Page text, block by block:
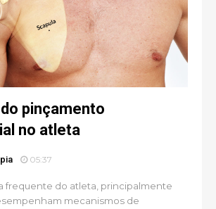
pinçamento
no atleta
05:37
frequente do atleta, principalmente
mecanismos de